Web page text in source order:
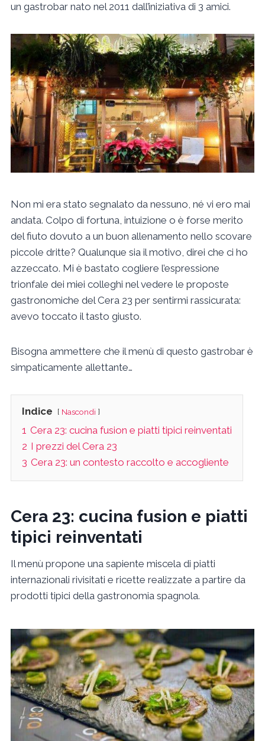
un gastrobar nato nel 2011 dall’iniziativa di 3 amici.
Non mi era stato segnalato da nessuno, né vi ero mai
andata. Colpo di fortuna, intuizione o è forse merito
del fiuto dovuto a un buon allenamento nello scovare
piccole dritte? Qualunque sia il motivo, direi che ci ho
azzeccato. Mi è bastato cogliere l’espressione
trionfale dei miei colleghi nel vedere le proposte
gastronomiche del Cera 23 per sentirmi rassicurata:
avevo toccato il tasto giusto.
Bisogna ammettere che il menù di questo gastrobar è
simpaticamente allettante…
Indice Nascondi
1 Cera 23: cucina fusion e piatti tipici reinventati
2 I prezzi del Cera 23
3 Cera 23: un contesto raccolto e accogliente
Cera 23: cucina fusion e piatti
tipici reinventati
Il menù propone una sapiente miscela di piatti
internazionali rivisitati e ricette realizzate a partire da
prodotti tipici della gastronomia spagnola.